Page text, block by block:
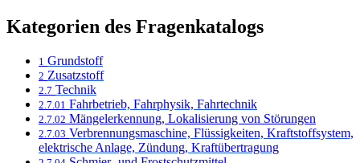
Kategorien des Fragenkatalogs
1 Grundstoff
2 Zusatzstoff
2.7 Technik
2.7.01 Fahrbetrieb, Fahrphysik, Fahrtechnik
2.7.02 Mängelerkennung, Lokalisierung von Störungen
2.7.03 Verbrennungsmaschine, Flüssigkeiten, Kraftstoffsystem,
elektrische Anlage, Zündung, Kraftübertragung